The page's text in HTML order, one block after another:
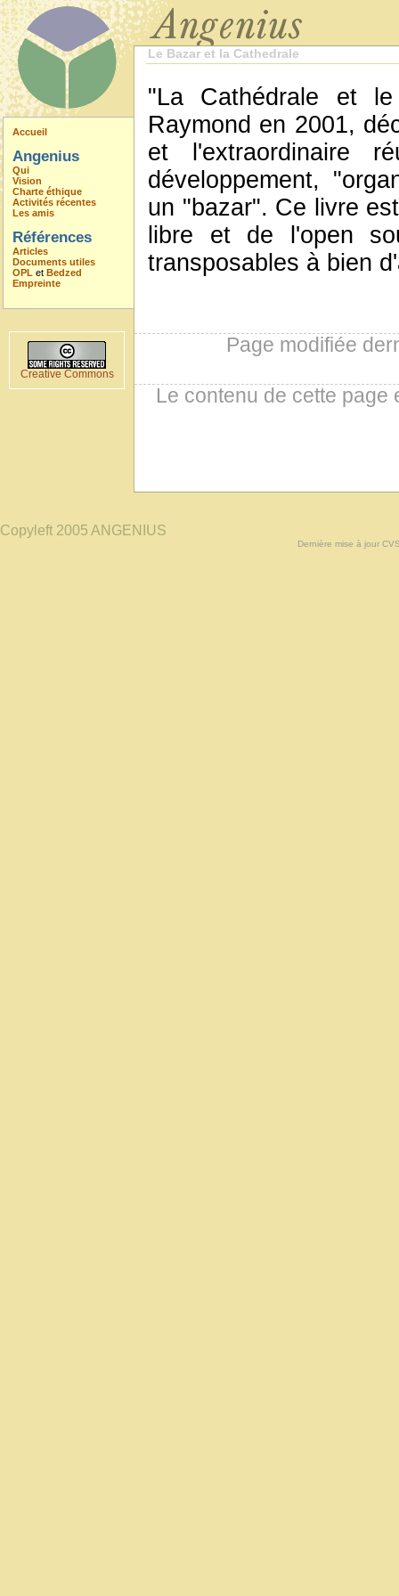
Accueil
Angenius
Qui
Vision
Charte éthique
Activités récentes
Les amis
Références
Articles
Documents utiles
OPL et Bedzed
Empreinte
Creative Commons
Le Bazar et la Cathedrale
"La Cathédrale et
Raymond en 2001,
et l'extraordinaire
développement,
un "bazar". Ce livre
libre et de l'open
transposables à bien
Page modifiée
Le contenu de cette
Copyleft 2005 ANGENIUS
Dernière mise à jour